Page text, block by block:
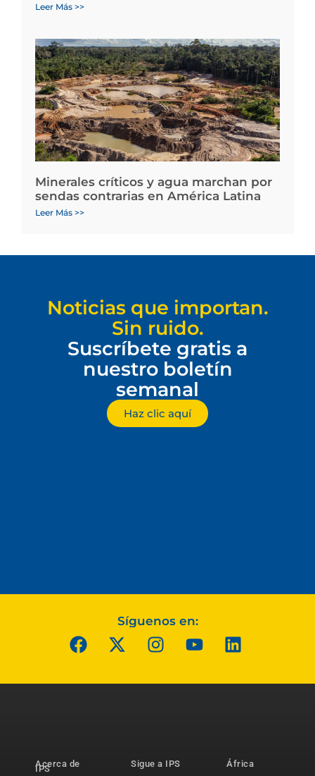
Leer Más >>
Minerales críticos y agua marchan por
sendas contrarias en América Latina
Leer Más >>
Noticias que importan.
Sin ruido.
Suscríbete gratis a
nuestro boletín
semanal
Haz clic aquí
Síguenos en:
Acerca de
IPS
Sigue a IPS
África